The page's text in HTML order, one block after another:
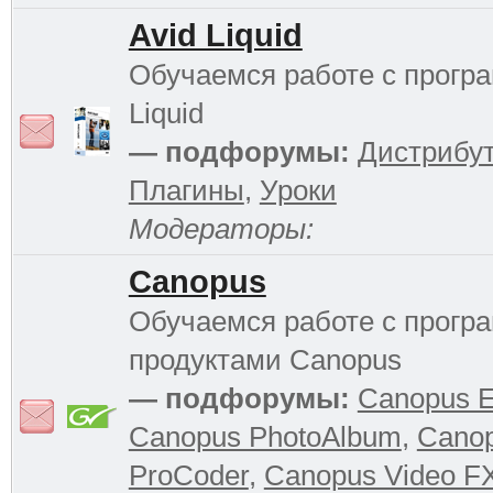
Avid Liquid
Обучаемся работе с
Liquid
— подфорумы:
Плагины, Уроки
Модераторы:
Canopus
Обучаемся работе с
продуктами Canopus
— подфорумы: Canopus
Canopus PhotoAlbum,
ProCoder, Canopus Video